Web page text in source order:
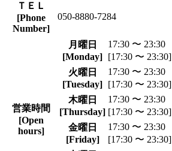
ＴＥＬ
[Phone
Number]
050-8880-7284
営業時間
[Open
hours]
月曜日
[Monday]
17:30 〜 23:30
[17:30 〜 23:30]
火曜日
[Tuesday]
17:30 〜 23:30
[17:30 〜 23:30]
木曜日
[Thursday]
17:30 〜 23:30
[17:30 〜 23:30]
金曜日
[Friday]
17:30 〜 23:30
[17:30 〜 23:30]